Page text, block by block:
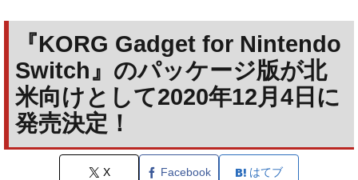
『KORG Gadget for Nintendo
Switch』のパッケージ版が北
米向けとして2020年12月4日に
発売決定！
X Facebook はてブ